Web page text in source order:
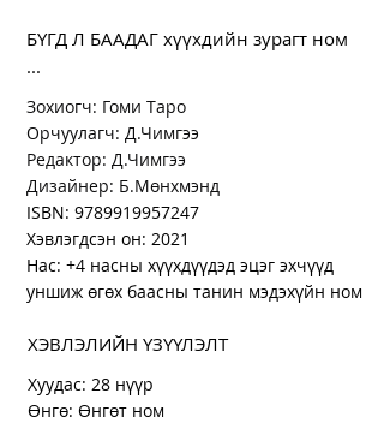
БҮГД Л БААДАГ хүүхдийн зурагт ном
...
Зохиогч: Гоми Таро
Орчуулагч: Д.Чимгээ
Редактор: Д.Чимгээ
Дизайнер: Б.Мөнхмэнд
ISBN: 9789919957247
Хэвлэгдсэн он: 2021
Нас: +4 насны хүүхдүүдэд эцэг эхчүүд
уншиж өгөх баасны танин мэдэхүйн ном
ХЭВЛЭЛИЙН ҮЗҮҮЛЭЛТ
Хуудас: 28 нүүр
Өнгө: Өнгөт ном